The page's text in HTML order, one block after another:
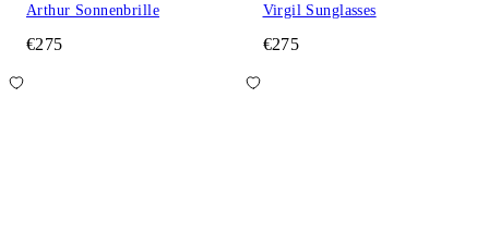
Arthur Sonnenbrille
€275
Virgil Sunglasses
€275